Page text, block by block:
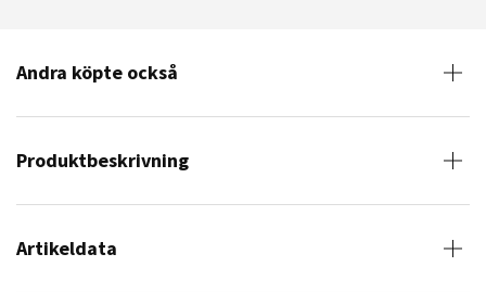
Andra köpte också
Produktbeskrivning
Artikeldata